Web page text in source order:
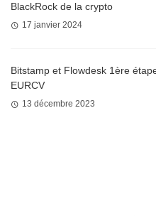
BlackRock de la crypto
17 janvier 2024
Bitstamp et Flowdesk 1ère
EURCV
13 décembre 2023